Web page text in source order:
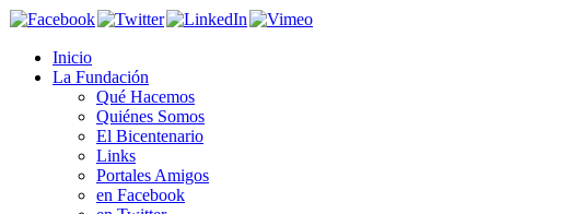
Inicio
La Fundación
Qué Hacemos
Quiénes Somos
El Bicentenario
Links
Portales Amigos
en Facebook